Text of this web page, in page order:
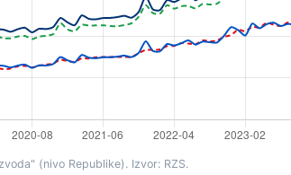
(nivo Republike). Izvor: RZS.